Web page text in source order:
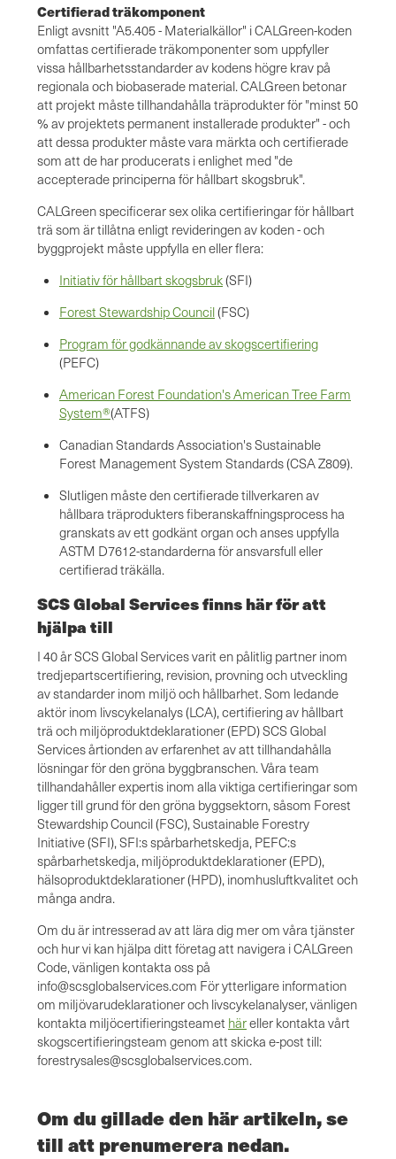
Certifierad träkomponent
Enligt avsnitt "A5.405 - Materialkällor" i CALGreen-koden
omfattas certifierade träkomponenter som uppfyller
vissa hållbarhetsstandarder av kodens högre krav på
regionala och biobaserade material. CALGreen betonar
att projekt måste tillhandahålla träprodukter för "minst 50
% av projektets permanent installerade produkter" - och
att dessa produkter måste vara märkta och certifierade
som att de har producerats i enlighet med "de
accepterade principerna för hållbart skogsbruk".
CALGreen specificerar sex olika certifieringar för hållbart
trä som är tillåtna enligt revideringen av koden - och
byggprojekt måste uppfylla en eller flera:
Initiativ för hållbart skogsbruk(SFI)
Forest Stewardship Council(FSC)
Program för godkännande av skogscertifiering
(PEFC)
American Forest Foundation's American Tree Farm
System®(ATFS)
Canadian Standards Association's Sustainable
Forest Management System Standards (CSA Z809).
Slutligen måste den certifierade tillverkaren av
hållbara träprodukters fiberanskaffningsprocess ha
granskats av ett godkänt organ och anses uppfylla
ASTM D7612-standarderna för ansvarsfull eller
certifierad träkälla.
SCS Global Services finns här för att
hjälpa till
I 40 år SCS Global Services varit en pålitlig partner inom
tredjepartscertifiering, revision, provning och utveckling
av standarder inom miljö och hållbarhet. Som ledande
aktör inom livscykelanalys (LCA), certifiering av hållbart
trä och miljöproduktdeklarationer (EPD) SCS Global
Services årtionden av erfarenhet av att tillhandahålla
lösningar för den gröna byggbranschen. Våra team
tillhandahåller expertis inom alla viktiga certifieringar som
ligger till grund för den gröna byggsektorn, såsom Forest
Stewardship Council (FSC), Sustainable Forestry
Initiative (SFI), SFI:s spårbarhetskedja, PEFC:s
spårbarhetskedja, miljöproduktdeklarationer (EPD),
hälsoproduktdeklarationer (HPD), inomhusluftkvalitet och
många andra.
Om du är intresserad av att lära dig mer om våra tjänster
och hur vi kan hjälpa ditt företag att navigera i CALGreen
Code, vänligen kontakta oss på
info@scsglobalservices.com För ytterligare information
om miljövarudeklarationer och livscykelanalyser, vänligen
kontakta miljöcertifieringsteamet häreller kontakta vårt
skogscertifieringsteam genom att skicka e-post till:
forestrysales@scsglobalservices.com.
Om du gillade den här artikeln, se
till att prenumerera nedan.